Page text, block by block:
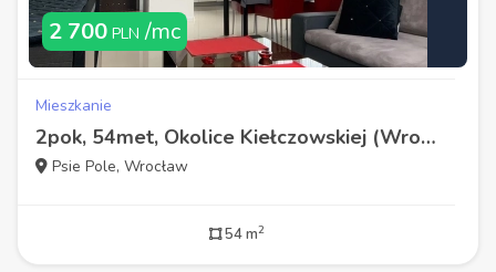
2 700 PLN /mc
Mieszkanie
2pok, 54met, Okolice Kiełczowskiej (Wrocław)
Psie Pole, Wrocław
54 m2